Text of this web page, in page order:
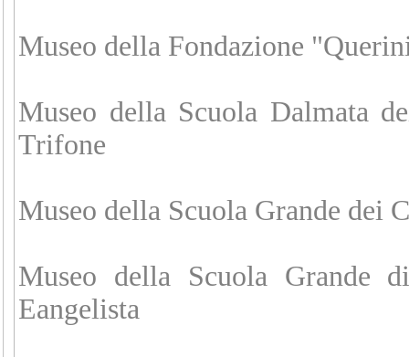
Museo della Fondazione
Museo della Scuola Dalmata
Trifone
Museo della Scuola Grande dei
Museo della Scuola Grande
Eangelista